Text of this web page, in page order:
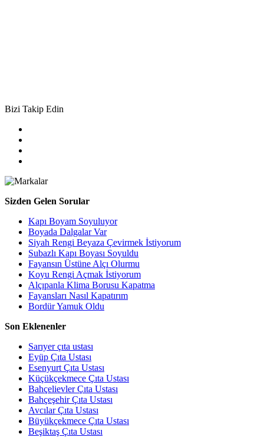
Bizi Takip Edin
Sizden Gelen Sorular
Kapı Boyam Soyuluyor
Boyada Dalgalar Var
Siyah Rengi Beyaza Çevirmek İstiyorum
Subazlı Kapı Boyası Soyuldu
Fayansın Üstüne Alçı Olurmu
Koyu Rengi Açmak İstiyorum
Alçıpanla Klima Borusu Kapatma
Fayansları Nasıl Kapatırım
Bordür Yamuk Oldu
Son Eklenenler
Sarıyer çıta ustası
Eyüp Çıta Ustası
Esenyurt Çıta Ustası
Küçükçekmece Çıta Ustası
Bahçelievler Çıta Ustası
Bahçeşehir Çıta Ustası
Avcılar Çıta Ustası
Büyükçekmece Çıta Ustası
Beşiktaş Çıta Ustası